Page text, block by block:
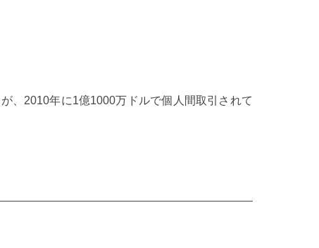
、2010年に1億1000万ドルで個人間取引されて